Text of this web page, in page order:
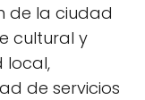
de la ciudad
cultural y
local,
de servicios